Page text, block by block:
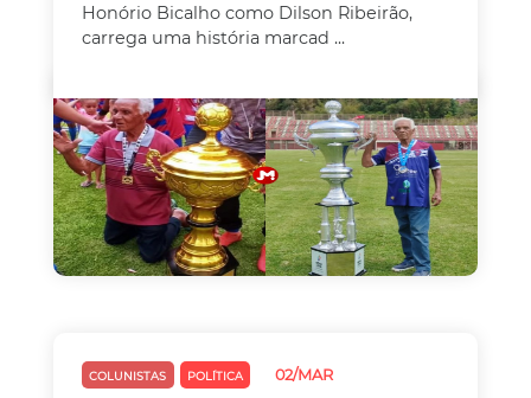
Honório Bicalho como Dilson Ribeirão,
carrega uma história marcad ...
COLUNISTAS POLÍTICA 02/MAR